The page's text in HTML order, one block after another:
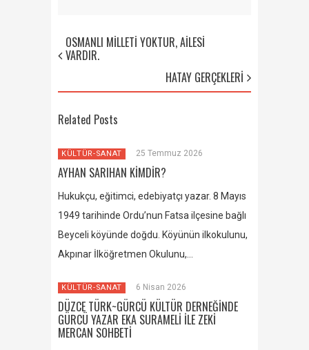
OSMANLI MİLLETİ YOKTUR, AİLESİ
VARDIR.
HATAY GERÇEKLERİ
Related Posts
KÜLTÜR-SANAT 25 Temmuz 2026
AYHAN SARIHAN KİMDİR?
Hukukçu, eğitimci, edebiyatçı yazar. 8 Mayıs
1949 tarihinde Ordu’nun Fatsa ilçesine bağlı
Beyceli köyünde doğdu. Köyünün ilkokulunu,
Akpınar İlköğretmen Okulunu,…
KÜLTÜR-SANAT 6 Nisan 2026
DÜZCE TÜRK~GÜRCÜ KÜLTÜR DERNEĞİNDE
GÜRCÜ YAZAR EKA SURAMELİ İLE ZEKİ
MERCAN SOHBETİ